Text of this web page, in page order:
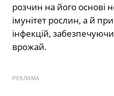
розчин на його основі
імунітет рослин, а й
інфекцій,
врожай.
РЕКЛАМА